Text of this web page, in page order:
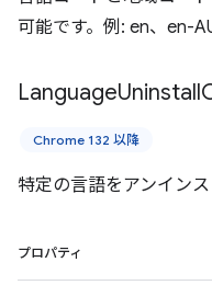
可能です。例: en、en-
LanguageUninstall
Chrome 132 以降
特定の言語をアンイン
プロパティ